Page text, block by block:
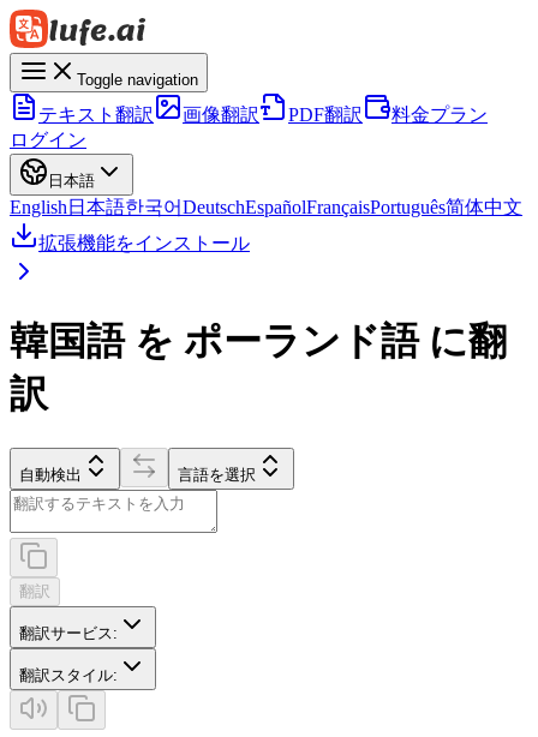
Toggle navigation
テキスト翻訳 画像翻訳 PDF翻訳
料金プラン
ログイン
日本語
English 日本語한국어DeutschEspañolFrançaisPortuguês简体中文
拡張機能をインストール
韓国語 を ポーランド語 に翻
訳
自動検出 言語を選択
翻訳
翻訳サービス :
翻訳スタイル: